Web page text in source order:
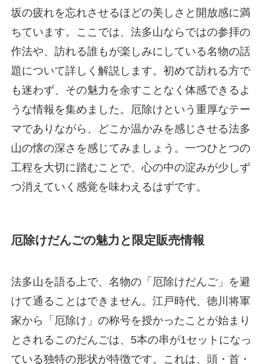
坂の疲れを忘れさせるほどの美しさと開放感に満
ちています。ここでは、法多山ならではの参拝の
作法や、訪れる誰もが楽しみにしている名物の話
題について詳しく解説します。初めて訪れる方で
も迷わず、その魅力を余すことなく体感できるよ
うな情報を集めました。厄除けという重厚なテー
マでありながら、どこか温かみを感じさせる法多
山の懐の深さを感じてみましょう。一つひとつの
工程を大切に踏むことで、心の中の淀みが少しず
つ消えていく感覚を味わえるはずです。
厄除けだんごの魅力と限定販売情報
法多山を語る上で、名物の「厄除けだんご」を避
けて通ることはできません。江戸時代、徳川将軍
家から「厄除け」の称号を授かったことが始まり
とされるこのだんごは、5本の串が1セットになっ
ている独特の形状が特徴です。これは、頭・首・